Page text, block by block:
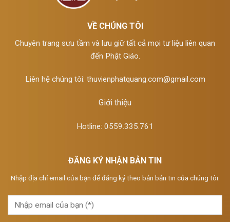
VỀ CHÚNG TÔI
Chuyên trang sưu tầm và lưu giữ tất cả mọi tư liệu liên quan
đến Phật Giáo.
Liên hệ chúng tôi: thuvienphatquang.com@gmail.com
Giới thiệu
Hotline: 0559.335.761
ĐĂNG KÝ NHẬN BẢN TIN
Nhập địa chỉ email của bạn để đăng ký theo bản bản tin của chúng tôi: